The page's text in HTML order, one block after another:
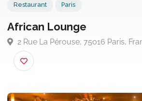
African Lounge
2 Rue La Pérouse, 75016 Paris,